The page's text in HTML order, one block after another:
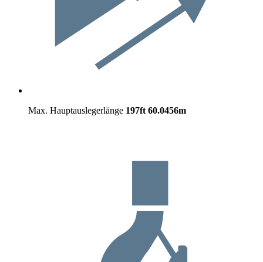
Max. Hauptauslegerlänge 197ft 60.0456m